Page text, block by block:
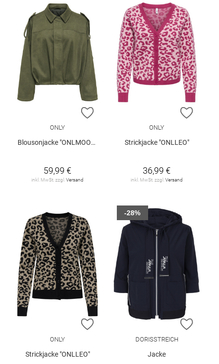
ZUR WUNSCHLISTE HINZUFÜGEN
ONLY
Blousonjacke "ONLMOON-STINA"
59,99 €
inkl. MwSt. zzgl. Versand
ZUR
ONLY
Strickjacke "ONLLEO"
36,99 €
inkl. MwSt. zzgl. Versand
ZUR WUNSCHLISTE HINZUFÜGEN
ONLY
Strickjacke "ONLLEO"
ZUR
DORISSTREICH
Jacke
-28%